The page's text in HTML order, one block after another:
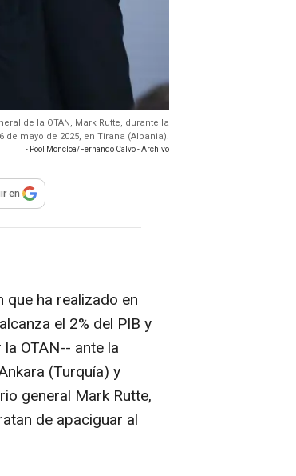
de la OTAN, Mark Rutte, durante la
mayo de 2025, en Tirana (Albania).
- Pool Moncloa/Fernando Calvo - Archivo
compartir
en
que ha realizado en
el 2% del PIB y
OTAN-- ante la
(Turquía) y
general Mark Rutte,
de apaciguar al